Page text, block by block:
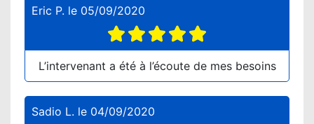
Eric P. le 05/09/2020
L’intervenant a été à l’écoute de mes besoins
Sadio L. le 04/09/2020